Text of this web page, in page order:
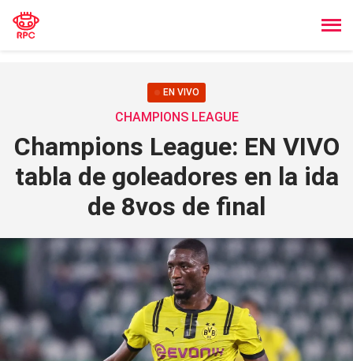
EN VIVO
CHAMPIONS LEAGUE
Champions League: EN VIVO
tabla de goleadores en la ida
de 8vos de final